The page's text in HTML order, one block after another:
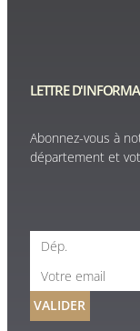
LETTRE
Abonnez-vous à
département et
VALIDER